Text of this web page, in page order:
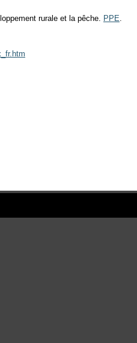
rurale et la pêche. PPE.